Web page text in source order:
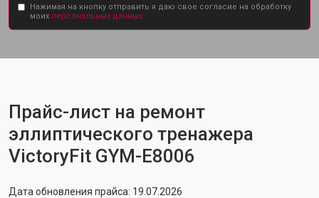
Нажимая на кнопку отправить я даю свое согласие на обработку
моих персональных данных.
Прайс-лист на ремонт
эллиптического тренажера
VictoryFit GYM-E8006
Дата обновления прайса: 19.07.2026